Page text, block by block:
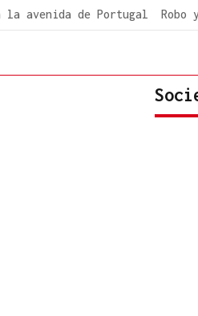
la avenida de Portugal Robo